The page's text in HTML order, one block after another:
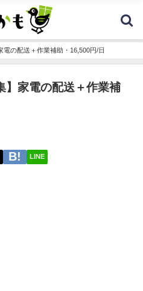
電の配送＋作業補助・16,500円/日
】家電の配送＋作業補
LINE